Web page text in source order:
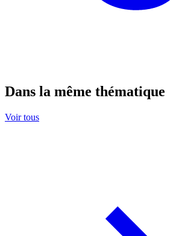
Dans la même thématique
Voir tous